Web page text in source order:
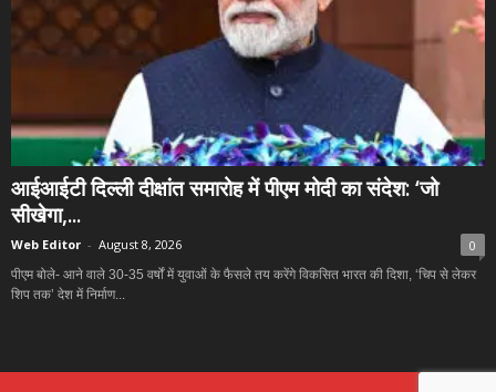
आईआईटी दिल्ली दीक्षांत समारोह में पीएम मोदी का संदेश: ‘जो
सीखेगा,...
Web Editor - August 8, 2026 0
पीएम बोले- आने वाले 30-35 वर्षों में युवाओं के फैसले तय करेंगे विकसित भारत की दिशा, ‘चिप से लेकर
शिप तक’ देश में निर्माण...